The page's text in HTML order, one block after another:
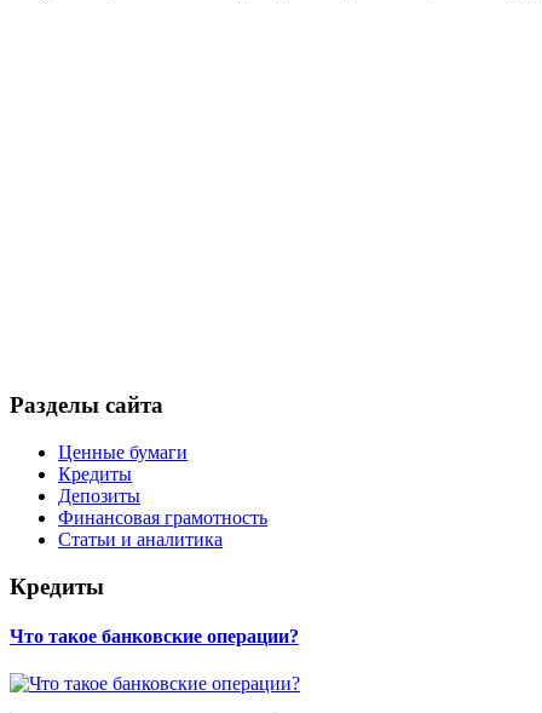
Разделы сайта
Ценные бумаги
Кредиты
Депозиты
Финансовая грамотность
Статьи и аналитика
Кредиты
Что такое банковские операции?